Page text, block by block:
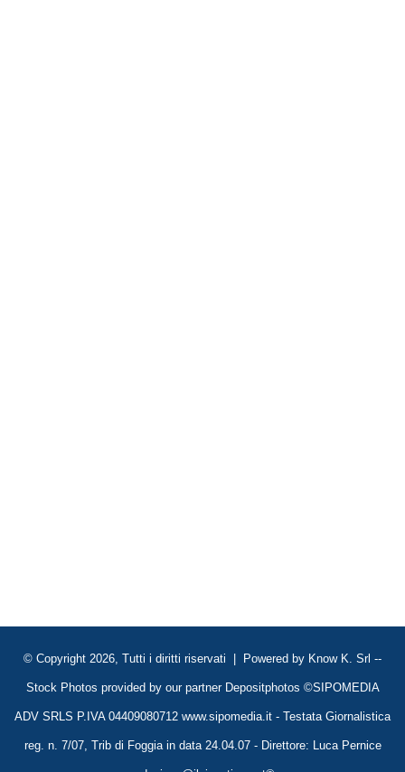
© Copyright 2026, Tutti i diritti riservati | Powered by Know K. Srl --
Stock Photos provided by our partner Depositphotos ©SIPOMEDIA
ADV SRLS P.IVA 04409080712 www.sipomedia.it - Testata Giornalistica
reg. n. 7/07, Trib di Foggia in data 24.04.07 - Direttore: Luca Pernice